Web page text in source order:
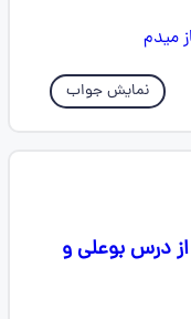
نمایش جواب
اضافی از درس بوعلی و